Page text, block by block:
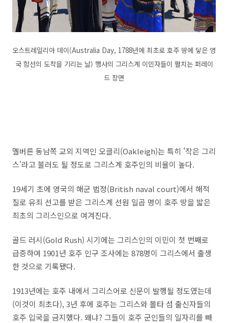
오스트레일리아 데이(Australia Day, 1788년에 최초로 호주 땅에 닿은 영
국 함선의 도착을 기리는 날) 행사의 그리스계 이민자들이 펼치는 퍼레이
드 장면
멜버른 동남쪽 교외 지역인 오클리(Oakleigh)는 특히 '작은 그리
스'라고 불러도 될 정도로 그리스계 호주인의 비율이 높다.
19세기 초에 영국의 해군 법정(British naval court)에서 해적
질로 유죄 선고를 받은 그리스계 선원 일곱 명이 호주 땅을 밟은
최초의 그리스인으로 여겨진다.
골드 러시(Gold Rush) 시기에는 그리스인의 이민이 첫 번째로
급증하여 1901년 호주 인구 조사에는 878명이 그리스에서 출생
한 것으로 기록됐다.
1913년에는 호주 내에서 그리스어로 신문이 발행될 정도였는데
(이것이 최초다), 3년 후에 호주는 그리스와 몰타 섬 출신자들의
호주 입국을 금지했다. 왜냐? 그들이 호주 군인들의 일자리를 빼